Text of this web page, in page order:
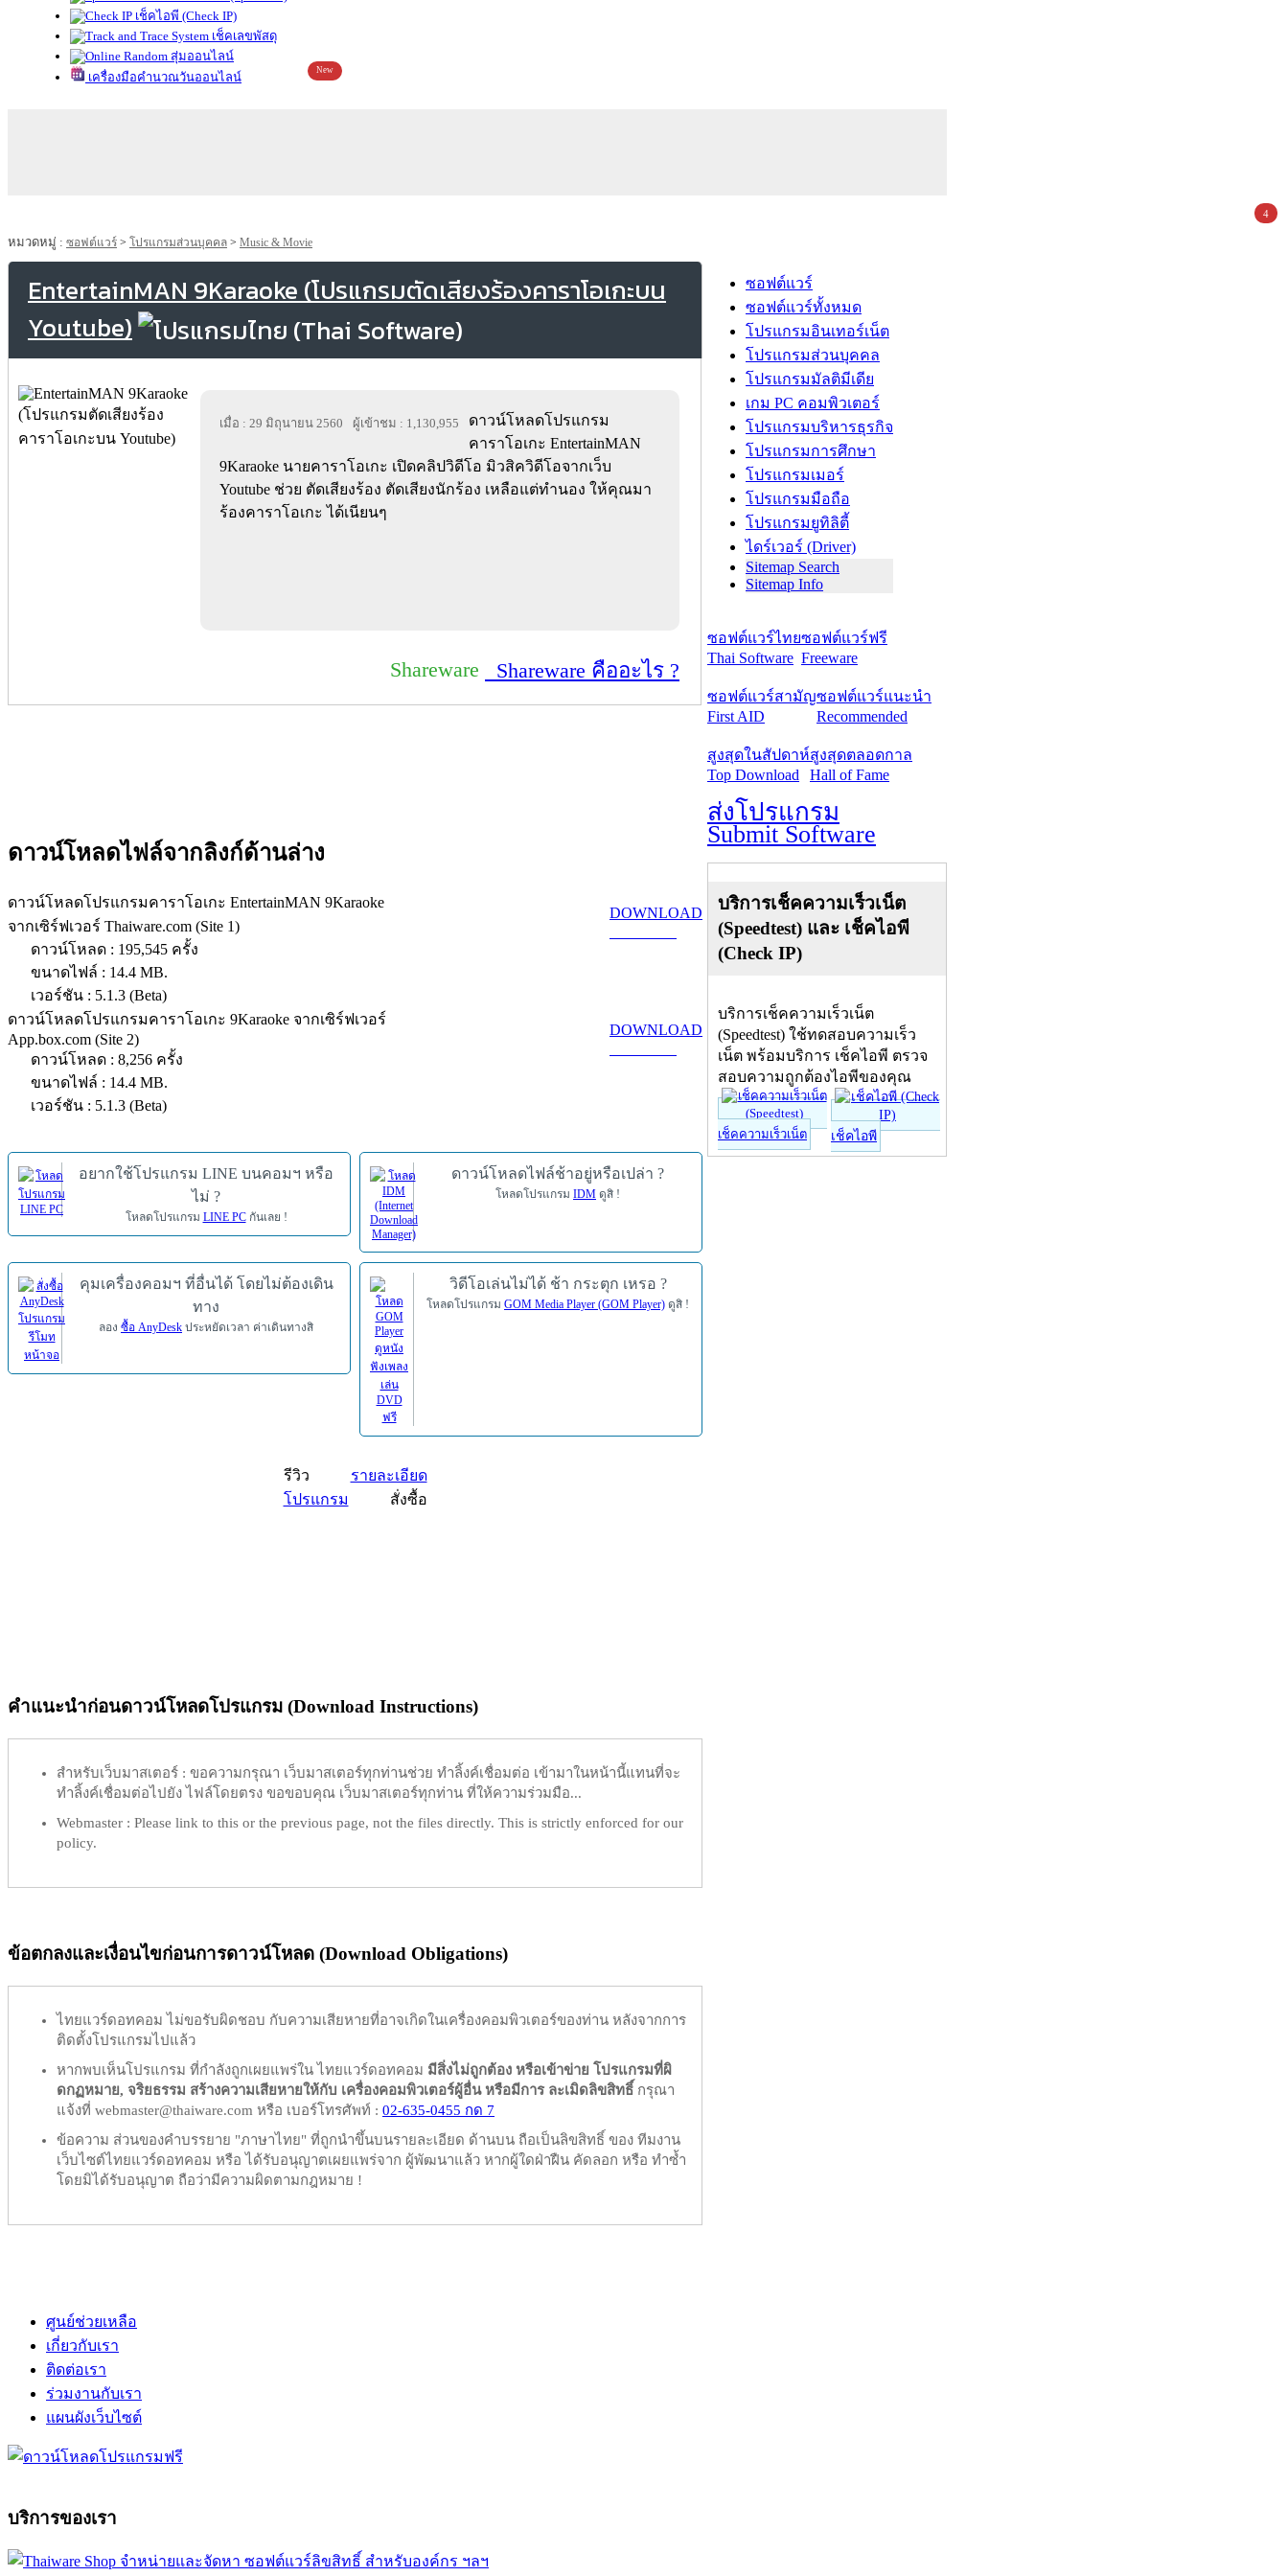
เช็คไอพี (Check IP)
เช็คเลขพัสดุ
สุ่มออนไลน์
เครื่องมือคำนวณวันออนไลน์
New
หมวดหมู่ : ซอฟต์แวร์ > โปรแกรมส่วนบุคคล > Music & Movie
EntertainMAN 9Karaoke (โปรแกรมตัดเสียงร้องคาราโอเกะบน
Youtube)
เมื่อ : 29 มิถุนายน 2560 ผู้เข้าชม : 1,130,955
ดาวน์โหลดโปรแกรม
คาราโอเกะ EntertainMAN
9Karaoke นายคาราโอเกะ เปิดคลิปวิดีโอ มิวสิควิดีโอจากเว็บ
Youtube ช่วย ตัดเสียงร้อง ตัดเสียงนักร้อง เหลือแต่ทำนอง ให้คุณมา
ร้องคาราโอเกะ ได้เนียนๆ
Shareware Shareware คืออะไร ?
ดาวน์โหลดไฟล์จากลิงก์ด้านล่าง
ดาวน์โหลดโปรแกรมคาราโอเกะ EntertainMAN 9Karaoke
จากเซิร์ฟเวอร์ Thaiware.com (Site 1)
ดาวน์โหลด : 195,545 ครั้ง
ขนาดไฟล์ : 14.4 MB.
เวอร์ชัน : 5.1.3 (Beta)
DOWNLOAD
ดาวน์โหลดโปรแกรมคาราโอเกะ 9Karaoke จากเซิร์ฟเวอร์
App.box.com (Site 2)
ดาวน์โหลด : 8,256 ครั้ง
ขนาดไฟล์ : 14.4 MB.
เวอร์ชัน : 5.1.3 (Beta)
DOWNLOAD
อยากใช้โปรแกรม LINE บนคอมฯ หรือ
ไม่ ?
โหลดโปรแกรม LINE PCกันเลย !
ดาวน์โหลดไฟล์ช้าอยู่หรือเปล่า ?
โหลดโปรแกรม IDM ดูสิ !
คุมเครื่องคอมฯ ที่อื่นได้ โดยไม่ต้องเดิน
ทาง
ลอง ซื้อ AnyDesk ประหยัดเวลา ค่าเดินทางสิ
วิดีโอเล่นไม่ได้ ช้า กระตุก เหรอ ?
โหลดโปรแกรม GOM Media Player (GOM Player) ดูสิ !
รีวิว
รายละเอียด
โปรแกรม
สั่งซื้อ
คำแนะนำก่อนดาวน์โหลดโปรแกรม (Download Instructions)
สำหรับเว็บมาสเตอร์ : ขอความกรุณา เว็บมาสเตอร์ทุกท่านช่วย ทำลิ้งค์เชื่อมต่อ เข้ามาในหน้านี้แทนที่จะ
ทำลิ้งค์เชื่อมต่อไปยัง ไฟล์โดยตรง ขอขอบคุณ เว็บมาสเตอร์ทุกท่าน ที่ให้ความร่วมมือ...
Webmaster : Please link to this or the previous page, not the files directly. This is strictly enforced for our
policy.
ข้อตกลงและเงื่อนไขก่อนการดาวน์โหลด (Download Obligations)
ไทยแวร์ดอทคอม ไม่ขอรับผิดชอบ กับความเสียหายที่อาจเกิดในเครื่องคอมพิวเตอร์ของท่าน หลังจากการ
ติดตั้งโปรแกรมไปแล้ว
หากพบเห็นโปรแกรม ที่กำลังถูกเผยแพร่ใน ไทยแวร์ดอทคอม มีสิ่งไม่ถูกต้อง หรือเข้าข่าย โปรแกรมที่ผิ
ดกฏหมาย, จริยธรรม สร้างความเสียหายให้กับ เครื่องคอมพิวเตอร์ผู้อื่น หรือมีการ ละเมิดลิขสิทธิ์ กรุณา
แจ้งที่ webmaster@thaiware.com หรือ เบอร์โทรศัพท์ : 02-635-0455 กด 7
ข้อความ ส่วนของคำบรรยาย "ภาษาไทย" ที่ถูกนำขึ้นบนรายละเอียด ด้านบน ถือเป็นลิขสิทธิ์ ของ ทีมงาน
เว็บไซต์ไทยแวร์ดอทคอม หรือ ได้รับอนุญาตเผยแพร่จาก ผู้พัฒนาแล้ว หากผู้ใดฝ่าฝืน คัดลอก หรือ ทำซ้ำ
โดยมิได้รับอนุญาต ถือว่ามีความผิดตามกฎหมาย !
ซอฟต์แวร์
ซอฟต์แวร์ทั้งหมด
โปรแกรมอินเทอร์เน็ต
โปรแกรมส่วนบุคคล
โปรแกรมมัลติมีเดีย
เกม PC คอมพิวเตอร์
โปรแกรมบริหารธุรกิจ
โปรแกรมการศึกษา
โปรแกรมเมอร์
โปรแกรมมือถือ
โปรแกรมยูทิลิตี้
ไดร์เวอร์ (Driver)
Sitemap Search
Sitemap Info
ซอฟต์แวร์ไทย
Thai Software
ซอฟต์แวร์ฟรี
Freeware
ซอฟต์แวร์สามัญ
First AID
ซอฟต์แวร์แนะนำ
Recommended
สูงสุดในสัปดาห์
Top Download
สูงสุดตลอดกาล
Hall of Fame
ส่งโปรแกรม
Submit Software
บริการเช็คความเร็วเน็ต
(Speedtest) และ เช็คไอพี
(Check IP)
บริการเช็คความเร็วเน็ต
(Speedtest) ใช้ทดสอบความเร็ว
เน็ต พร้อมบริการ เช็คไอพี ตรวจ
สอบความถูกต้องไอพีของคุณ
เช็คความเร็วเน็ต เช็คไอพี
ศูนย์ช่วยเหลือ
เกี่ยวกับเรา
ติดต่อเรา
ร่วมงานกับเรา
4
แผนผังเว็บไซต์
บริการของเรา